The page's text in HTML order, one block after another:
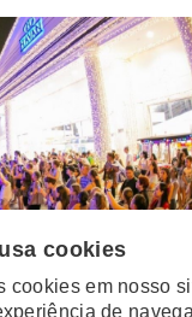
cookies
cookies em nosso
de